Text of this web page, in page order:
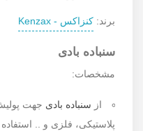
برند: کنزاکس - Kenzax
سنباده بادی
مشخصات:
از سنباده بادی جهت
پلاستیکی، فلزی و ..